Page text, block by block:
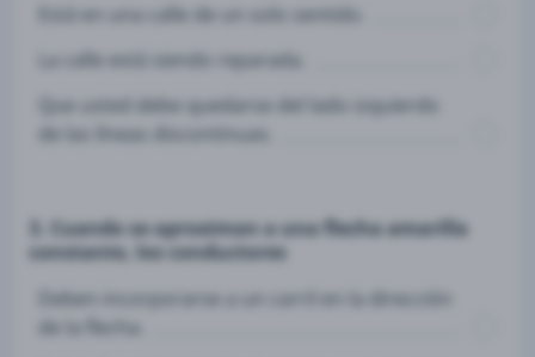
Está en una calle de un solo sentido.
La calle está siendo reparada.
Que usted debe quedarse del lado izquierdo
de las líneas discontinuas.
3. Cuando se aproximan a una flecha amarilla
constante, los conductores
Deben incorporarse a un carril en la dirección
de la flecha.